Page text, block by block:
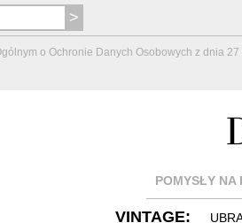
o Ochronie Danych Osobowych z dnia
POMYSŁY NA
VINTAGE: